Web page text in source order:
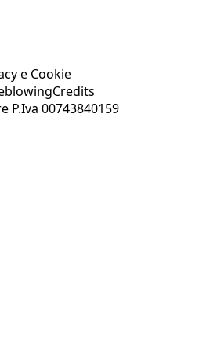
e Cookie
Credits
P.Iva 00743840159